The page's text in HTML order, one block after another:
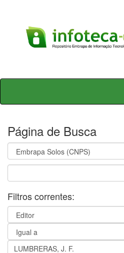
Skip
Página de Busca
Filtros correntes: